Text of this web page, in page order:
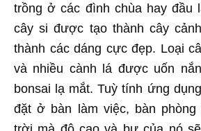
trồng ở các đình chùa hay đầu
cây si được tạo thành cây
thành các dáng cực đẹp. Loại
và nhiều cành lá được uốn
bonsai lạ mắt. Tuỳ tính ứng
đặt ở bàn làm việc, bàn phòng